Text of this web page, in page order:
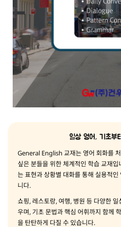
일상 영어, 기초부
General English 교재는 영어 회화를
싶은 분들을 위한 체계적인 학습 교재
는 표현과 상황별 대화를 통해 실용적
니다.
쇼핑, 레스토랑, 여행, 병원 등 다양한
우며, 기초 문법과 핵심 어휘까지 함께
을 탄탄하게 다질 수 있습니다.